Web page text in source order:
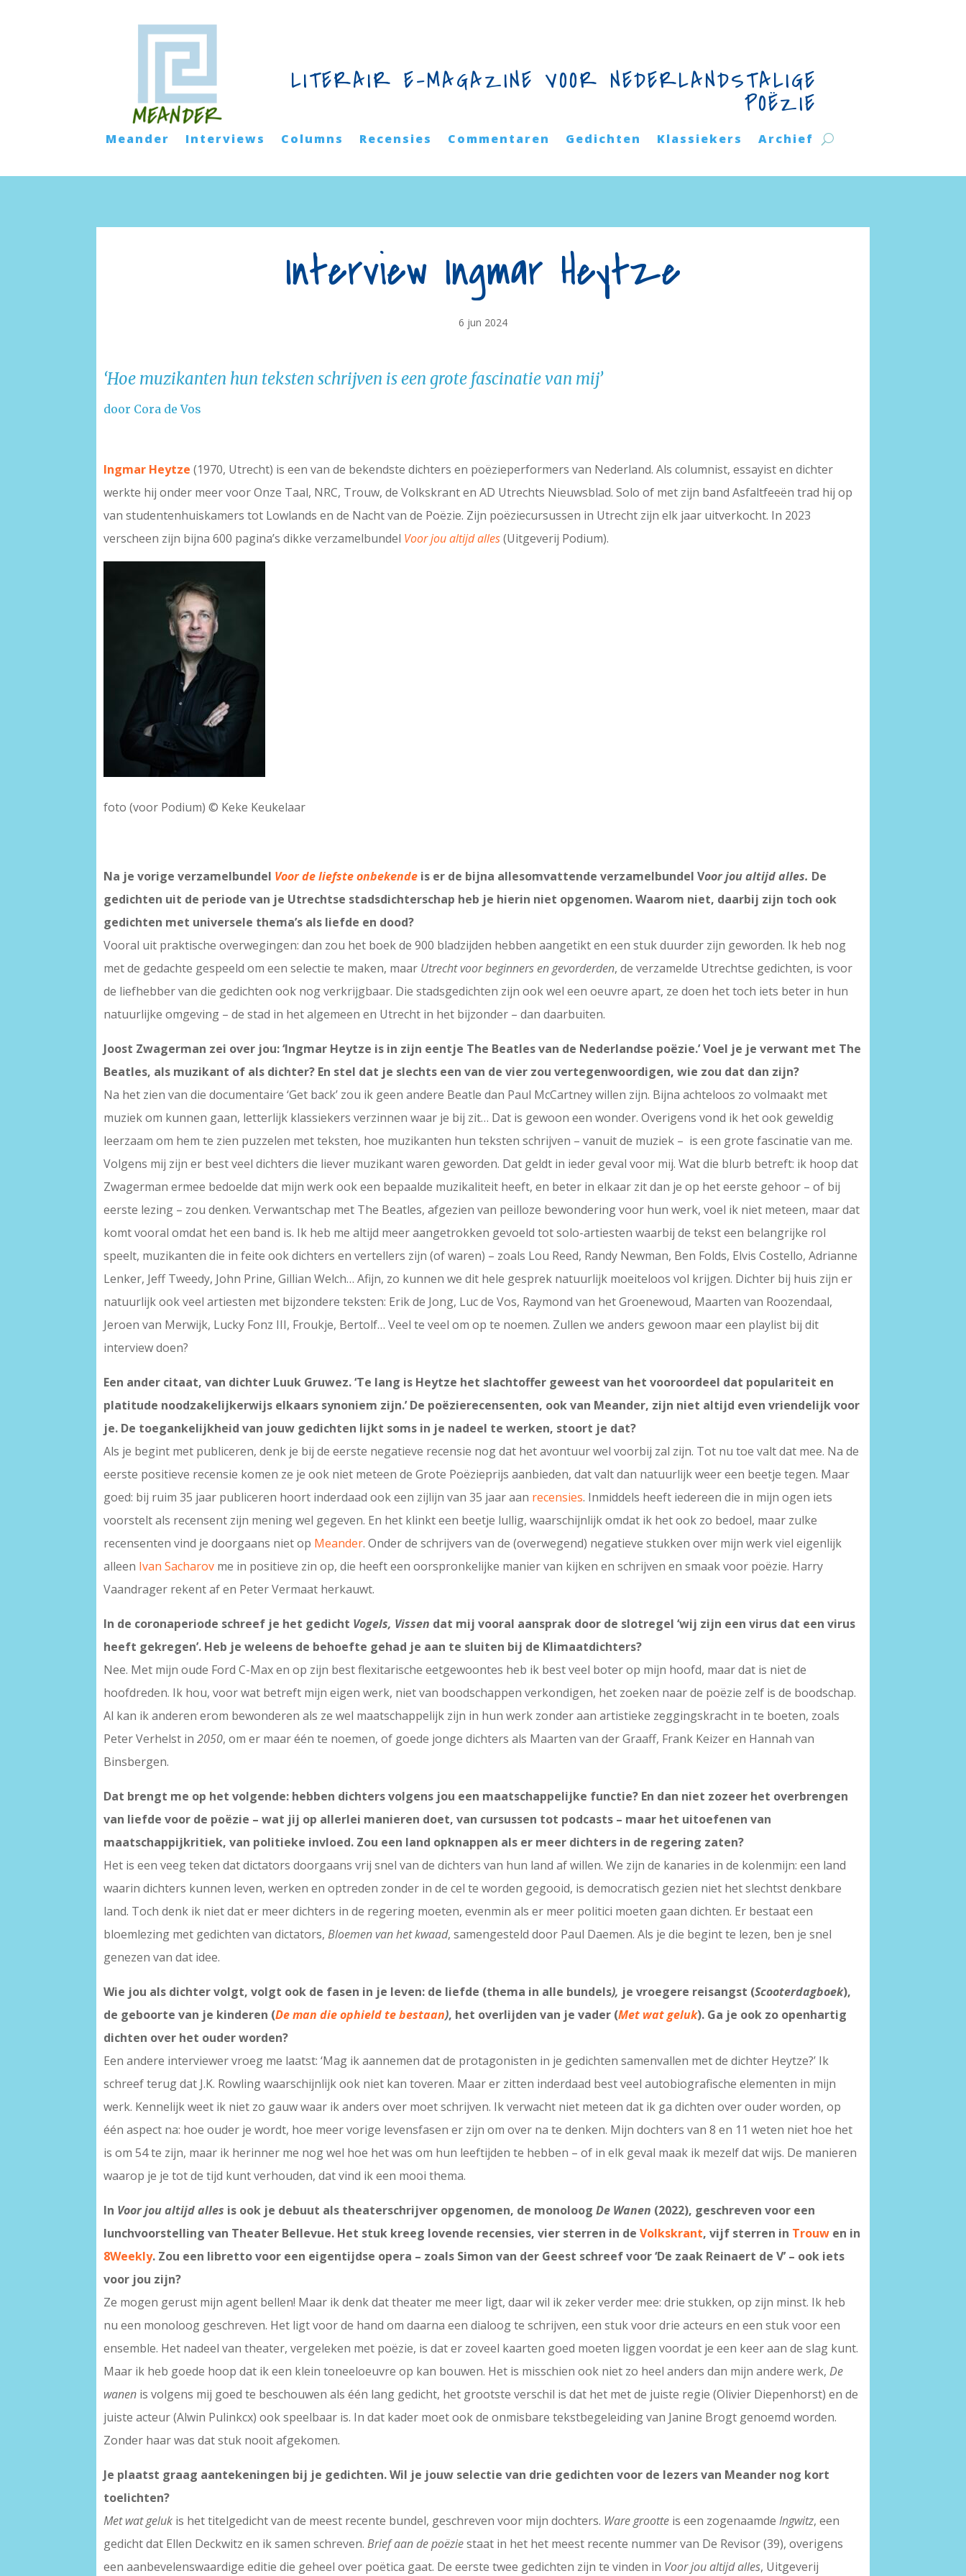
LITERAIR E-MAGAZINE VOOR NEDERLANDSTALIGE
POËZIE
Meander Interviews Columns Recensies Commentaren Gedichten Klassiekers Archief
Interview Ingmar Heytze
6 jun 2024
‘Hoe muzikanten hun teksten schrijven is een grote fascinatie van mij’
door Cora de Vos
Ingmar Heytze(1970, Utrecht) is een van de bekendste dichters en poëzieperformers van Nederland. Als columnist, essayist en dichter
werkte hij onder meer voor Onze Taal, NRC, Trouw, de Volkskrant en AD Utrechts Nieuwsblad. Solo of met zijn band Asfaltfeeën trad hij op
van studentenhuiskamers tot Lowlands en de Nacht van de Poëzie. Zijn poëziecursussen in Utrecht zijn elk jaar uitverkocht. In 2023
verscheen zijn bijna 600 pagina’s dikke verzamelbundel Voor jou altijd alles (Uitgeverij Podium).
foto (voor Podium) © Keke Keukelaar
Na je vorige verzamelbundel Voor de liefste onbekende is er de bijna allesomvattende verzamelbundel Voor jou altijd alles. De
gedichten uit de periode van je Utrechtse stadsdichterschap heb je hierin niet opgenomen. Waarom niet, daarbij zijn toch ook
gedichten met universele thema’s als liefde en dood?
Vooral uit praktische overwegingen: dan zou het boek de 900 bladzijden hebben aangetikt en een stuk duurder zijn geworden. Ik heb nog
met de gedachte gespeeld om een selectie te maken, maar Utrecht voor beginners en gevorderden, de verzamelde Utrechtse gedichten, is voor
de liefhebber van die gedichten ook nog verkrijgbaar. Die stadsgedichten zijn ook wel een oeuvre apart, ze doen het toch iets beter in hun
natuurlijke omgeving – de stad in het algemeen en Utrecht in het bijzonder – dan daarbuiten.
Joost Zwagerman zei over jou: ‘Ingmar Heytze is in zijn eentje The Beatles van de Nederlandse poëzie.’ Voel je je verwant met The
Beatles, als muzikant of als dichter? En stel dat je slechts een van de vier zou vertegenwoordigen, wie zou dat dan zijn?
Na het zien van die documentaire ‘Get back’ zou ik geen andere Beatle dan Paul McCartney willen zijn. Bijna achteloos zo volmaakt met
muziek om kunnen gaan, letterlijk klassiekers verzinnen waar je bij zit… Dat is gewoon een wonder. Overigens vond ik het ook geweldig
leerzaam om hem te zien puzzelen met teksten, hoe muzikanten hun teksten schrijven – vanuit de muziek – is een grote fascinatie van me.
Volgens mij zijn er best veel dichters die liever muzikant waren geworden. Dat geldt in ieder geval voor mij. Wat die blurb betreft: ik hoop dat
Zwagerman ermee bedoelde dat mijn werk ook een bepaalde muzikaliteit heeft, en beter in elkaar zit dan je op het eerste gehoor – of bij
eerste lezing – zou denken. Verwantschap met The Beatles, afgezien van peilloze bewondering voor hun werk, voel ik niet meteen, maar dat
komt vooral omdat het een band is. Ik heb me altijd meer aangetrokken gevoeld tot solo-artiesten waarbij de tekst een belangrijke rol
speelt, muzikanten die in feite ook dichters en vertellers zijn (of waren) – zoals Lou Reed, Randy Newman, Ben Folds, Elvis Costello, Adrianne
Lenker, Jeff Tweedy, John Prine, Gillian Welch… Afijn, zo kunnen we dit hele gesprek natuurlijk moeiteloos vol krijgen. Dichter bij huis zijn er
natuurlijk ook veel artiesten met bijzondere teksten: Erik de Jong, Luc de Vos, Raymond van het Groenewoud, Maarten van Roozendaal,
Jeroen van Merwijk, Lucky Fonz III, Froukje, Bertolf… Veel te veel om op te noemen. Zullen we anders gewoon maar een playlist bij dit
interview doen?
Een ander citaat, van dichter Luuk Gruwez. ‘Te lang is Heytze het slachtoffer geweest van het vooroordeel dat populariteit en
platitude noodzakelijkerwijs elkaars synoniem zijn.’ De poëzierecensenten, ook van Meander, zijn niet altijd even vriendelijk voor
je. De toegankelijkheid van jouw gedichten lijkt soms in je nadeel te werken, stoort je dat?
Als je begint met publiceren, denk je bij de eerste negatieve recensie nog dat het avontuur wel voorbij zal zijn. Tot nu toe valt dat mee. Na de
eerste positieve recensie komen ze je ook niet meteen de Grote Poëzieprijs aanbieden, dat valt dan natuurlijk weer een beetje tegen. Maar
goed: bij ruim 35 jaar publiceren hoort inderdaad ook een zijlijn van 35 jaar aan recensies. Inmiddels heeft iedereen die in mijn ogen iets
voorstelt als recensent zijn mening wel gegeven. En het klinkt een beetje lullig, waarschijnlijk omdat ik het ook zo bedoel, maar zulke
recensenten vind je doorgaans niet op Meander. Onder de schrijvers van de (overwegend) negatieve stukken over mijn werk viel eigenlijk
alleen Ivan Sacharov me in positieve zin op, die heeft een oorspronkelijke manier van kijken en schrijven en smaak voor poëzie. Harry
Vaandrager rekent af en Peter Vermaat herkauwt.
In de coronaperiode schreef je het gedicht Vogels, Vissen dat mij vooral aansprak door de slotregel ‘wij zijn een virus dat een virus
heeft gekregen’. Heb je weleens de behoefte gehad je aan te sluiten bij de Klimaatdichters?
Nee. Met mijn oude Ford C-Max en op zijn best flexitarische eetgewoontes heb ik best veel boter op mijn hoofd, maar dat is niet de
hoofdreden. Ik hou, voor wat betreft mijn eigen werk, niet van boodschappen verkondigen, het zoeken naar de poëzie zelf is de boodschap.
Al kan ik anderen erom bewonderen als ze wel maatschappelijk zijn in hun werk zonder aan artistieke zeggingskracht in te boeten, zoals
Peter Verhelst in2050, om er maar één te noemen, of goede jonge dichters als Maarten van der Graaff, Frank Keizer en Hannah van
Binsbergen.
Dat brengt me op het volgende: hebben dichters volgens jou een maatschappelijke functie? En dan niet zozeer het overbrengen
van liefde voor de poëzie – wat jij op allerlei manieren doet, van cursussen tot podcasts – maar het uitoefenen van
maatschappijkritiek, van politieke invloed. Zou een land opknappen als er meer dichters in de regering zaten?
Het is een veeg teken dat dictators doorgaans vrij snel van de dichters van hun land af willen. We zijn de kanaries in de kolenmijn: een land
waarin dichters kunnen leven, werken en optreden zonder in de cel te worden gegooid, is democratisch gezien niet het slechtst denkbare
land. Toch denk ik niet dat er meer dichters in de regering moeten, evenmin als er meer politici moeten gaan dichten. Er bestaat een
bloemlezing met gedichten van dictators,Bloemen van het kwaad, samengesteld door Paul Daemen. Als je die begint te lezen, ben je snel
genezen van dat idee.
Wie jou als dichter volgt, volgt ook de fasen in je leven: de liefde (thema in alle bundels), je vroegere reisangst (Scooterdagboek),
de geboorte van je kinderen (De man die ophield te bestaan), het overlijden van je vader (Met wat geluk). Ga je ook zo openhartig
dichten over het ouder worden?
Een andere interviewer vroeg me laatst: ‘Mag ik aannemen dat de protagonisten in je gedichten samenvallen met de dichter Heytze?’ Ik
schreef terug dat J.K. Rowling waarschijnlijk ook niet kan toveren. Maar er zitten inderdaad best veel autobiografische elementen in mijn
werk. Kennelijk weet ik niet zo gauw waar ik anders over moet schrijven. Ik verwacht niet meteen dat ik ga dichten over ouder worden, op
één aspect na: hoe ouder je wordt, hoe meer vorige levensfasen er zijn om over na te denken. Mijn dochters van 8 en 11 weten niet hoe het
is om 54 te zijn, maar ik herinner me nog wel hoe het was om hun leeftijden te hebben – of in elk geval maak ik mezelf dat wijs. De manieren
waarop je je tot de tijd kunt verhouden, dat vind ik een mooi thema.
In Voor jou altijd alles is ook je debuut als theaterschrijver opgenomen, de monoloogDe Wanen (2022), geschreven voor een
lunchvoorstelling van Theater Bellevue. Het stuk kreeg lovende recensies, vier sterren in deVolkskrant, vijf sterren in Trouw en in
8Weekly. Zou een libretto voor een eigentijdse opera – zoals Simon van der Geest schreef voor ‘De zaak Reinaert de V’ – ook iets
voor jou zijn?
Ze mogen gerust mijn agent bellen! Maar ik denk dat theater me meer ligt, daar wil ik zeker verder mee: drie stukken, op zijn minst. Ik heb
nu een monoloog geschreven. Het ligt voor de hand om daarna een dialoog te schrijven, een stuk voor drie acteurs en een stuk voor een
ensemble. Het nadeel van theater, vergeleken met poëzie, is dat er zoveel kaarten goed moeten liggen voordat je een keer aan de slag kunt.
Maar ik heb goede hoop dat ik een klein toneeloeuvre op kan bouwen. Het is misschien ook niet zo heel anders dan mijn andere werk,De
wanen is volgens mij goed te beschouwen als één lang gedicht, het grootste verschil is dat het met de juiste regie (Olivier Diepenhorst) en de
juiste acteur (Alwin Pulinkcx) ook speelbaar is. In dat kader moet ook de onmisbare tekstbegeleiding van Janine Brogt genoemd worden.
Zonder haar was dat stuk nooit afgekomen.
Je plaatst graag aantekeningen bij je gedichten. Wil je jouw selectie van drie gedichten voor de lezers van Meander nog kort
toelichten?
Met wat geluk is het titelgedicht van de meest recente bundel, geschreven voor mijn dochters. Ware grootte is een zogenaamdeIngwitz, een
gedicht dat Ellen Deckwitz en ik samen schreven.Brief aan de poëziestaat in het het meest recente nummer van De Revisor (39), overigens
een aanbevelenswaardige editie die geheel over poëtica gaat. De eerste twee gedichten zijn te vinden in Voor jou altijd alles, Uitgeverij